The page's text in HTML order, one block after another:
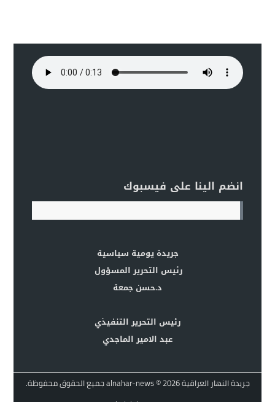
انضم الينا على فيسبوك
جريدة يومية سياسية
رئيس التحرير المسؤول
د.حسن جمعة
رئيس التحرير التنفيذي
عبد الامير الماجدي
جريدة النهار العراقية alnahar-news© 2026 جميع الحقوق محفوظة.